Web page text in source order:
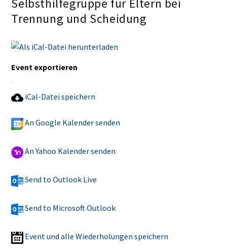
Selbsthilfegruppe für Eltern bei
Trennung und Scheidung
Event exportieren
iCal-Datei speichern
An Google Kalender senden
An Yahoo Kalender senden
Send to Outlook Live
Send to Microsoft Outlook
Event und alle Wiederholungen speichern